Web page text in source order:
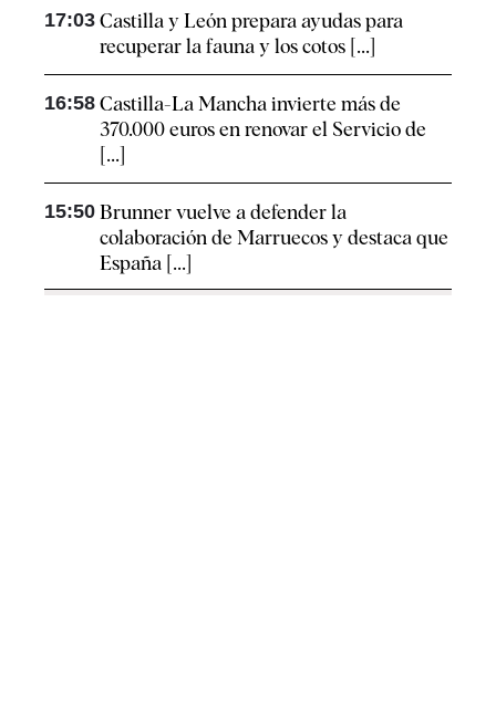
17:03 Castilla y León prepara ayudas para
recuperar la fauna y los cotos [...]
16:58 Castilla-La Mancha invierte más de
370.000 euros en renovar el Servicio de
[...]
15:50 Brunner vuelve a defender la
colaboración de Marruecos y destaca que
España [...]